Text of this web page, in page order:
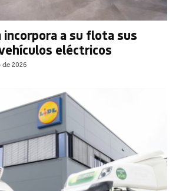
incorpora a su flota sus
eléctricos
2026